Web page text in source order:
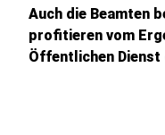
Auch die Beamten
profitieren vom
Öffentlichen Dienst